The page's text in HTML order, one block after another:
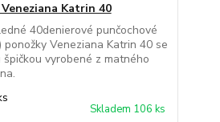
Katrin 40
40denierové punčochové
ponožky Veneziana Katrin 40 se
špičkou vyrobené z matného
Skladem 106 ks